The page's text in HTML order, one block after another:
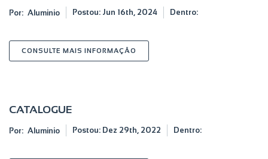
Por: Aluminio Postou: Jun 16th, 2024 Dentro:
CONSULTE MAIS INFORMAÇÃO
CATALOGUE
Por: Aluminio Postou: Dez 29th, 2022 Dentro: